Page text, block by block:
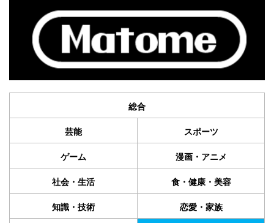
総合
芸能 スポーツ
ゲーム 漫画・アニメ
社会・生活 食・健康・美容
知識・技術 恋愛・家族